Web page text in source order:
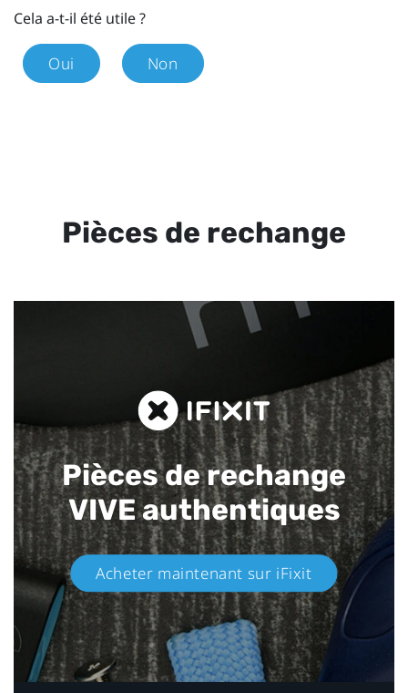
Cela a-t-il été utile ?
Oui Non
Pièces de rechange
Pièces de rechange
VIVE authentiques​
Acheter maintenant sur iFixit​